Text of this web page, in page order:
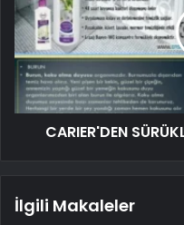
CARIER'DEN
İlgili Makaleler